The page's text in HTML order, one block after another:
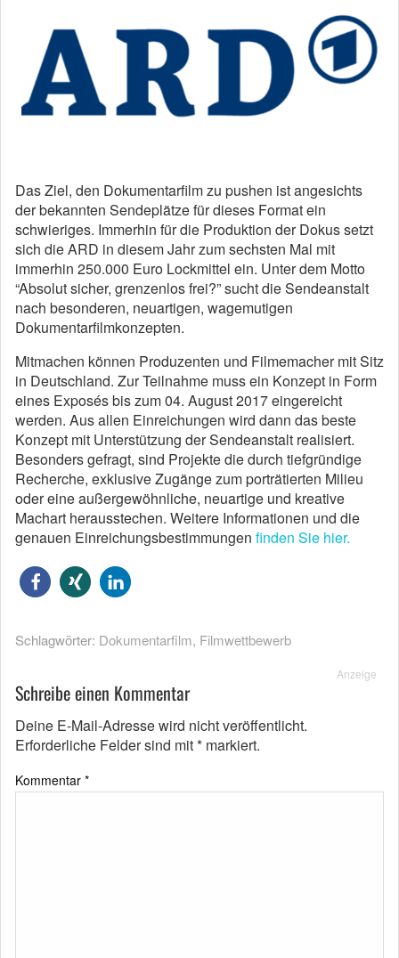
Das Ziel, den Dokumentarfilm zu pushen ist angesichts
der bekannten Sendeplätze für dieses Format ein
schwieriges. Immerhin für die Produktion der Dokus setzt
sich die ARD in diesem Jahr zum sechsten Mal mit
immerhin 250.000 Euro Lockmittel ein. Unter dem Motto
“Absolut sicher, grenzenlos frei?” sucht die Sendeanstalt
nach besonderen, neuartigen, wagemutigen
Dokumentarfilmkonzepten.
Mitmachen können Produzenten und Filmemacher mit Sitz
in Deutschland. Zur Teilnahme muss ein Konzept in Form
eines Exposés bis zum 04. August 2017 eingereicht
werden. Aus allen Einreichungen wird dann das beste
Konzept mit Unterstützung der Sendeanstalt realisiert.
Besonders gefragt, sind Projekte die durch tiefgründige
Recherche, exklusive Zugänge zum porträtierten Milieu
oder eine außergewöhnliche, neuartige und kreative
Machart herausstechen. Weitere Informationen und die
genauen Einreichungsbestimmungen finden Sie hier.
Schlagwörter: Dokumentarfilm, Filmwettbewerb
Anzeige
Schreibe einen Kommentar
Deine E-Mail-Adresse wird nicht veröffentlicht.
Erforderliche Felder sind mit* markiert.
Kommentar *